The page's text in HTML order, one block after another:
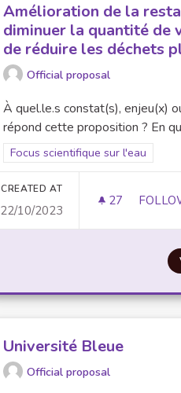
Amélioration de la
diminuer la quantité de
de réduire les déchets
Official proposal
À quel.le.s constat(s), enjeu(x)
répond cette proposition ? En
Filter results for scope: Focus
Focus scientifique sur l'eau
CREATED AT
22/10/2023
27 27
Université Bleue
Official proposal